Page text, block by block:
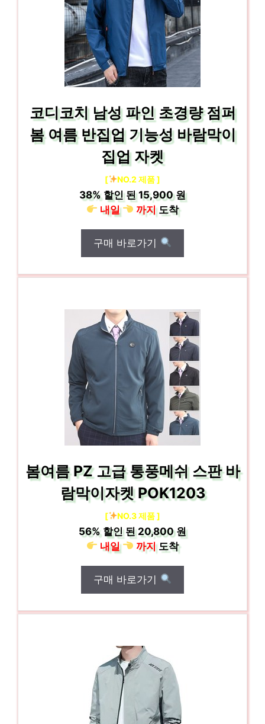
코디코치 남성 파인 초경량 점퍼
봄 여름 반집업 기능성 바람막이
집업 자켓
[ NO.2 제품 ]
38% 할인 된15,900 원
내일
까지도착
구매 바로가기
봄여름 PZ 고급 통풍메쉬 스판 바
람막이자켓 POK1203
[ NO.3 제품 ]
56% 할인 된20,800 원
내일
까지도착
구매 바로가기